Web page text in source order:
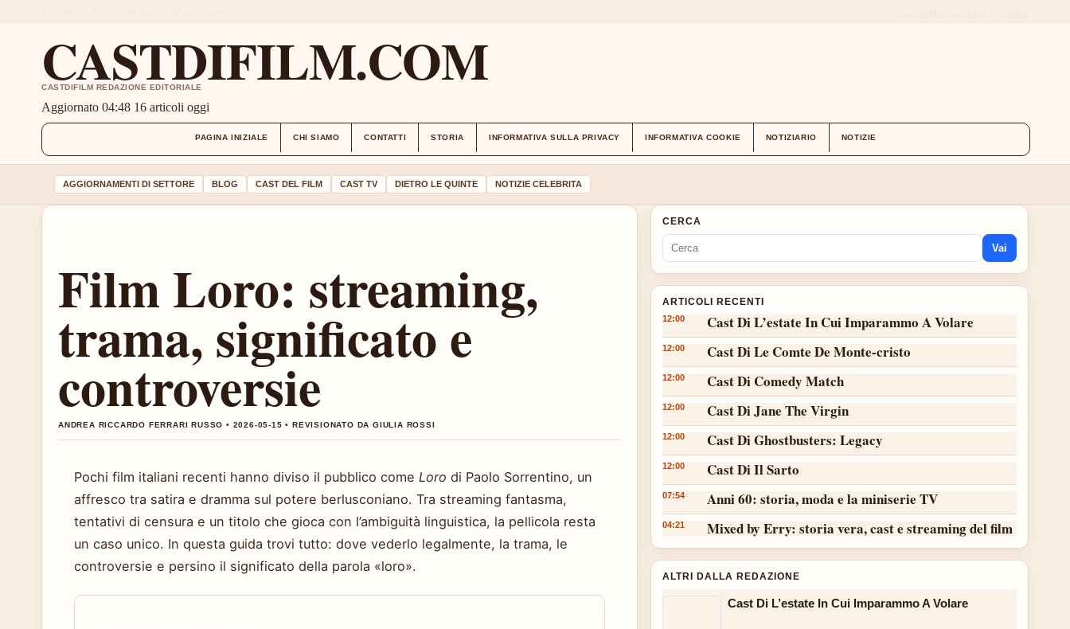
CASTDIFILM.COM
CASTDIFILM REDAZIONE EDITORIALE
Aggiornato 04:48 16 articoli oggi
PAGINA INIZIALE CHI SIAMO CONTATTI STORIA INFORMATIVA SULLA PRIVACY INFORMATIVA COOKIE NOTIZIARIO NOTIZIE
AGGIORNAMENTI DI SETTORE BLOG CAST DEL FILM CAST TV DIETRO LE QUINTE NOTIZIE CELEBRITA
Film Loro: streaming,
trama, significato e
controversie
ANDREA RICCARDO FERRARI RUSSO • 2026-05-15 • REVISIONATO DA GIULIA ROSSI
Pochi film italiani recenti hanno diviso il pubblico come Loro di Paolo Sorrentino, un
affresco tra satira e dramma sul potere berlusconiano. Tra streaming fantasma,
tentativi di censura e un titolo che gioca con l’ambiguità linguistica, la pellicola resta
un caso unico. In questa guida trovi tutto: dove vederlo legalmente, la trama, le
controversie e persino il significato della parola «loro».
CERCA
Vai
ARTICOLI RECENTI
12:00 Cast Di L’estate In Cui Imparammo A Volare
12:00 Cast Di Le Comte De Monte-cristo
12:00 Cast Di Comedy Match
12:00 Cast Di Jane The Virgin
12:00 Cast Di Ghostbusters: Legacy
12:00 Cast Di Il Sarto
07:54 Anni 60: storia, moda e la miniserie TV
04:21 Mixed by Erry: storia vera, cast e streaming del film
ALTRI DALLA REDAZIONE
Cast Di L’estate In Cui Imparammo A Volare